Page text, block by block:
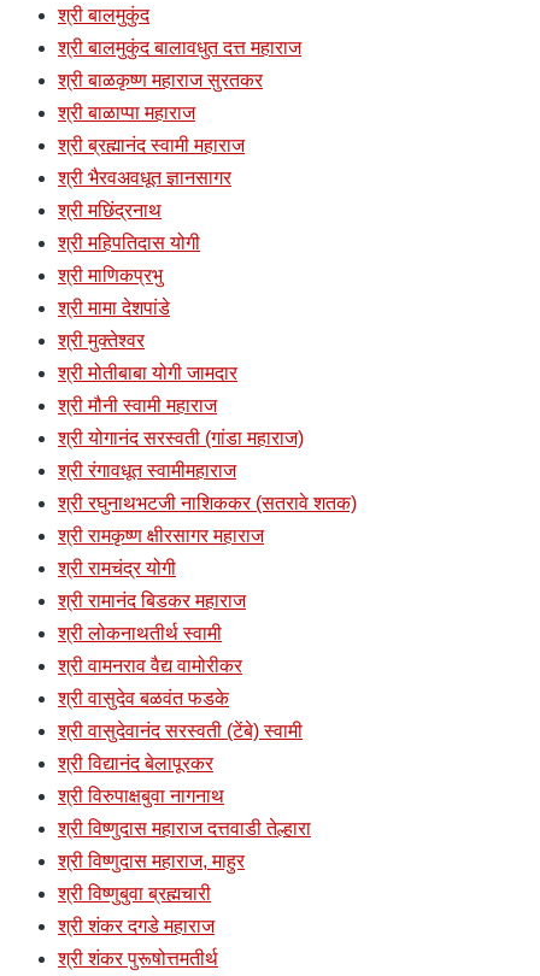
श्री बालमुकुंद
श्री बालमुकुंद बालावधुत दत्त महाराज
श्री बाळकृष्ण महाराज सुरतकर
श्री बाळाप्पा महाराज
श्री ब्रह्मानंद स्वामी महाराज
श्री भैरवअवधूत ज्ञानसागर
श्री मछिंद्रनाथ
श्री महिपतिदास योगी
श्री माणिकप्रभु
श्री मामा देशपांडे
श्री मुक्तेश्वर
श्री मोतीबाबा योगी जामदार
श्री मौनी स्वामी महाराज
श्री योगानंद सरस्वती (गांडा महाराज)
श्री रंगावधूत स्वामीमहाराज
श्री रघुनाथभटजी नाशिककर (सतरावे शतक)
श्री रामकृष्ण क्षीरसागर महाराज
श्री रामचंद्र योगी
श्री रामानंद बिडकर महाराज
श्री लोकनाथतीर्थ स्वामी
श्री वामनराव वैद्य वामोरीकर
श्री वासुदेव बळवंत फडके
श्री वासुदेवानंद सरस्वती (टेंबे) स्वामी
श्री विद्यानंद बेलापूरकर
श्री विरुपाक्षबुवा नागनाथ
श्री विष्णुदास महाराज दत्तवाडी तेल्हारा
श्री विष्णुदास महाराज, माहुर
श्री विष्णुबुवा ब्रह्मचारी
श्री शंकर दगडे महाराज
श्री शंकर पुरूषोत्तमतीर्थ